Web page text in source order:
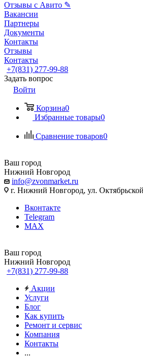
Отзывы с Авито ✎
Вакансии
Партнеры
Документы
Контакты
Отзывы
Контакты
+7(831) 277-99-88
Задать вопрос
Войти
Корзина0
Избранные товары0
Сравнение товаров0
Ваш город
Нижний Новгород
info@zvonmarket.ru
г. Нижний Новгород, ул.
Вконтакте
Telegram
MAX
Ваш город
Нижний Новгород
+7(831) 277-99-88
Акции
Услуги
Блог
Как купить
Ремонт и сервис
Компания
Контакты
...